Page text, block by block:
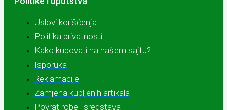
Uslovi korišćenja
Politika privatnosti
Kako kupovati na našem sajtu?
Isporuka
Reklamacije
Zamjena kupljenih artikala
Povrat robe i sredstava